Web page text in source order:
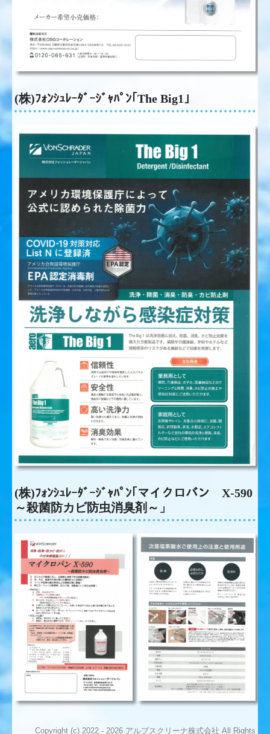
(株)ﾌｫﾝｼｭﾚｰﾀﾞｰｼﾞｬﾊﾟﾝ｢The Big1｣
(株)ﾌｫﾝｼｭﾚｰﾀﾞｰｼﾞｬﾊﾟﾝ｢マイクロバン X-590
～殺菌防カビ防虫消臭剤～」
Copyright (c) 2022 - 2026 アルプスクリーナ株式会社 All Rights